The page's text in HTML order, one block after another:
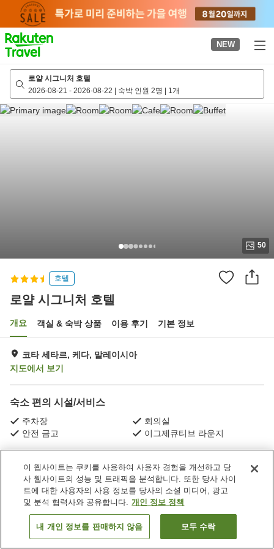
page
NEW
로얄 시그니처 호텔
2026-08-21 - 2026-08-22 | 숙박 인원 2명 | 1개
50
호텔
로얄 시그니처 호텔
개요 객실 & 숙박 상품 이용 후기 기본 정보
코타 세타르, 케다, 말레이시아
지도에서 보기
숙소 편의 시설/서비스
주차장
회의실
안전 금고
이그제큐티브 라운지
말레이시아 케다 코타 세타르 로얄 시그니처 호텔
객실 보기
이 웹사이트는 쿠키를 사용하여 사용자 경험을 개선하고 당
사 웹사이트의 성능 및 트래픽을 분석합니다. 또한 당사 사이
트에 대한 사용자의 사용 정보를 당사의 소셜 미디어, 광고
및 분석 협력사와 공유합니다. 개인 정보 정책
내 개인 정보를 판매하지 않음 모두 수락